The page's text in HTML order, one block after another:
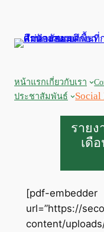
หน้าแรกเกี่ยวกับเรา
ประชาสัมพันธ์
Social
รายง
เดื
[pdf-embedder
url=”https://
content/